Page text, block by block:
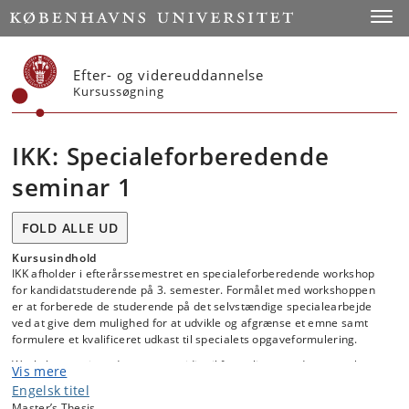
Start
Efter- og videreuddannelse
Kursussøgning
IKK: Specialeforberedende
seminar 1
FOLD ALLE UD
Kursusindhold
IKK afholder i efterårssemestret en specialeforberedende workshop
for kandidatstuderende på 3. semester. Formålet med workshoppen
er at forberede de studerende på det selvstændige specialearbejde
ved at give dem mulighed for at udvikle og afgrænse et emne samt
formulere et kvalificeret udkast til specialets opgaveformulering.
Workshoppen introducerer samtidig til formalia og andre centrale
aspekter af specialearbejdet, herunder projektplanlægning,
emneafgrænsning, problem- eller opgaveformulering,
Vis mere
Engelsk titel